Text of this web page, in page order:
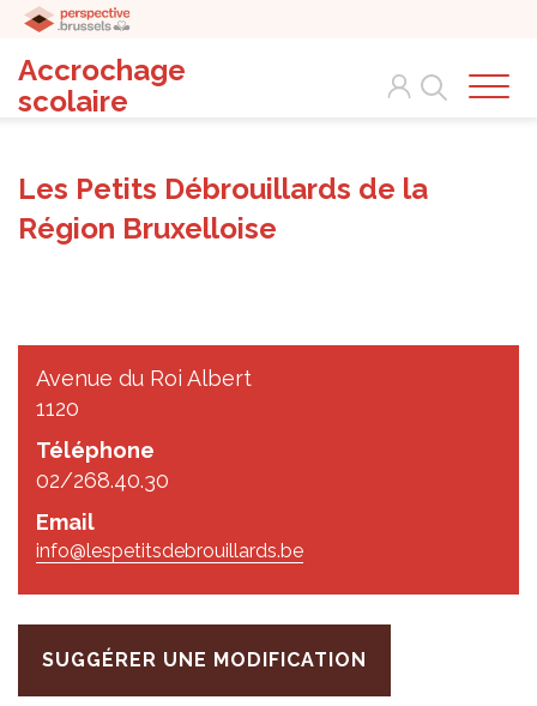
Accrochage
scolaire
Search
Les Petits Débrouillards de la
Région Bruxelloise
Avenue du Roi Albert
1120
Téléphone
02/268.40.30
Email
info@lespetitsdebrouillards.be
SUGGÉRER UNE MODIFICATION